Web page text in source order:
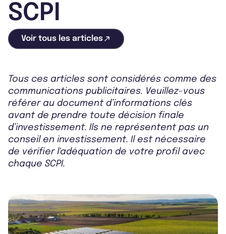
SCPI
Voir tous les articles
Tous ces articles sont considérés comme des
communications publicitaires. Veuillez-vous
référer au document d’informations clés
avant de prendre toute décision finale
d’investissement. Ils ne représentent pas un
conseil en investissement. Il est nécessaire
de vérifier l'adéquation de votre profil avec
chaque SCPI.